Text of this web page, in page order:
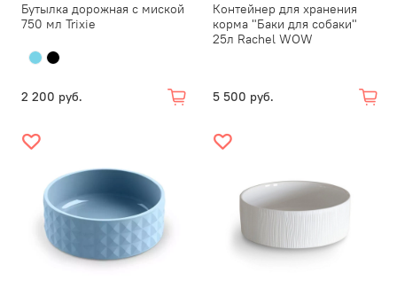
Бутылка дорожная с миской
750 мл Trixie
2 200 руб.
Контейнер для хранения
корма "Баки для собаки"
25л Rachel WOW
5 500 руб.